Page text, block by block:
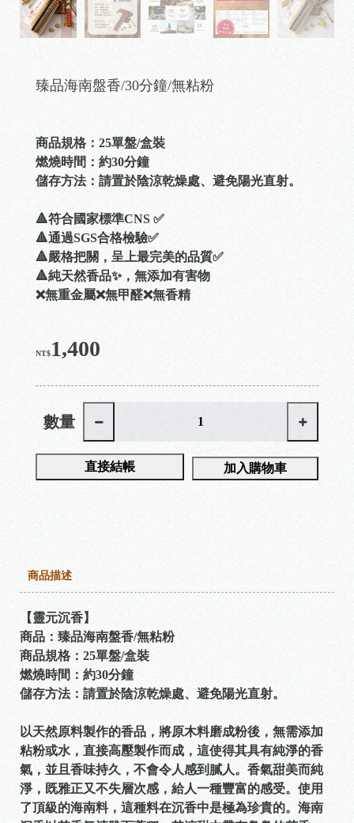
臻品海南盤香/30分鐘/無粘粉
商品規格：25單盤/盒裝
燃燒時間：約30分鐘
儲存方法：請置於陰涼乾燥處、避免陽光直射。
🔺符合國家標準CNS ✅
🔺通過SGS合格檢驗✅
🔺嚴格把關，呈上最完美的品質✅
🔺純天然香品✨，無添加有害物
❌無重金屬❌無甲醛❌無香精
NT$1,400
數量
直接結帳 加入購物車
商品描述
【靈元沉香】
商品：臻品海南盤香/無粘粉
商品規格：25單盤/盒裝
燃燒時間：約30分鐘
儲存方法：請置於陰涼乾燥處、避免陽光直射。
以天然原料製作的香品，將原木料磨成粉後，無需添加
粘粉或水，直接高壓製作而成，這使得其具有純淨的香
氣，並且香味持久，不會令人感到膩人。香氣甜美而純
淨，既雅正又不失層次感，給人一種豐富的感受。使用
了頂級的海南料，這種料在沉香中是極為珍貴的。海南